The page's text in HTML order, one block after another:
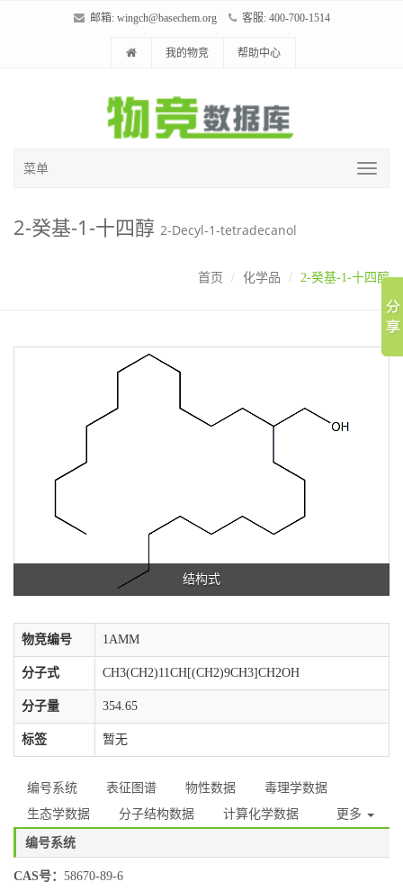
邮箱: wingch@basechem.org 客服: 400-700-1514
我的物竞 帮助中心
菜单
2-癸基-1-十四醇 2-Decyl-1-tetradecanol
首页 化学品 2-癸基-1-十四醇
结构式
物竞编号 1AMM
分子式 CH3(CH2)11CH[(CH2)9CH3]CH2OH
分子量 354.65
标签 暂无
编号系统 表征图谱 物性数据
毒理学数据
生态学数据
分子结构数据 计算化学数据 更多
编号系统
CAS号： 58670-89-6